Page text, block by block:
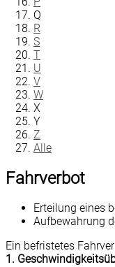
Q
R
S
T
U
V
W
X
Y
Z
Alle
Fahrverbot
Erteilung eines
Aufbewahrung
Ein befristetes
1.